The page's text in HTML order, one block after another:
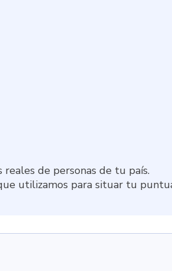
de personas de tu país.
utilizamos para situar tu